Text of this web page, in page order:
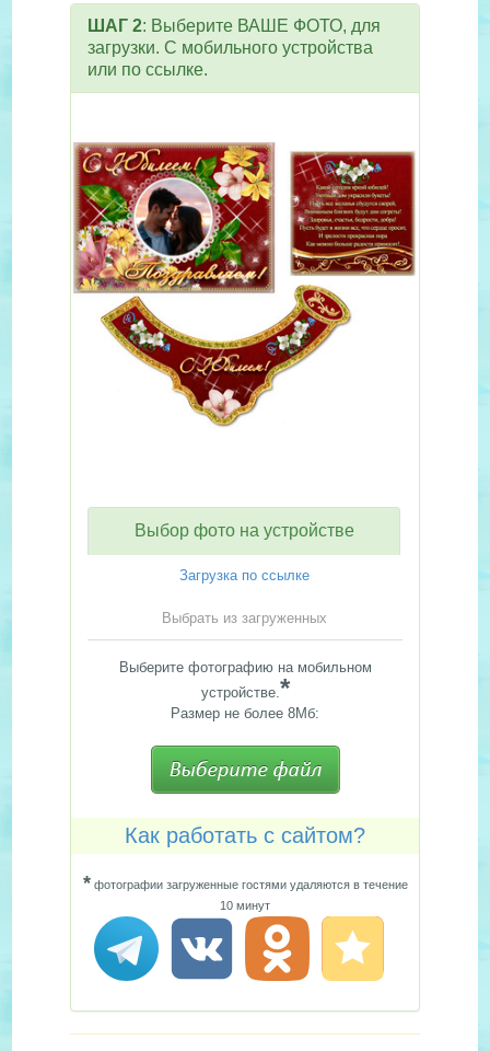
ШАГ 2: Выберите ВАШЕ ФОТО, для
загрузки. С мобильного устройства
или по ссылке.
Выбор фото на устройстве
Загрузка по ссылке
Выбрать из загруженных
Выберите фотографию на мобильном
устройстве.*
Размер не более 8Мб:
Как работать с сайтом?
*фотографии загруженные гостями удаляются в течение
10 минут